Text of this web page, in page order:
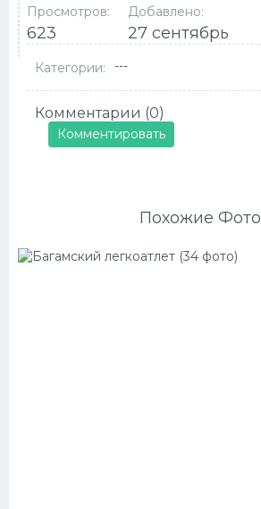
Просмотров:
623
Добавлено:
27 сентябрь
Категории: ---
Комментарии (0)
Комментировать
Похожие Фото